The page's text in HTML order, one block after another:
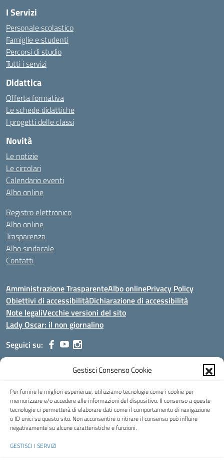
Gestisci Consenso Cookie
Per fornire le migliori esperienze, utilizziamo tecnologie come i cookie per
memorizzare e/o accedere alle informazioni del dispositivo. Il consenso a queste
tecnologie ci permetterà di elaborare dati come il comportamento di navigazione
o ID unici su questo sito. Non acconsentire o ritirare il consenso può influire
negativamente su alcune caratteristiche e funzioni.
GESTISCI I SERVIZI
I Servizi
Personale scolastico
Famiglie e studenti
Percorsi di studio
Tutti i servizi
Didattica
Offerta formativa
Le schede didattiche
I progetti delle classi
Novità
Le notizie
Le circolari
Calendario eventi
Albo online
Registro elettronico
Albo online
Trasparenza
Albo sindacale
Contatti
Amministrazione TrasparenteAlbo onlinePrivacy Policy
Obiettivi di accessibilitàDichiarazione di accessibilità
Note legaliVecchie versioni del sito
Lady Oscar: il non giornalino
Seguici su:
Viale Aldo Moro, 51 - 24021 Albino (Bg)
Posta elettronica certificata (PEC):bgis00900b@pec.istruzione.it
Codice fiscale: 95002390169
Codice meccanografico:BGIS00900B
Codice unico di fatturazione (CUF): UFMHLX